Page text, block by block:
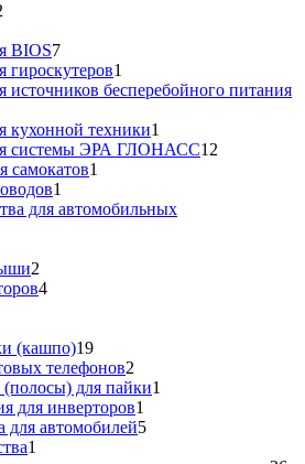
BIOS77
товаров
гироскутеров1
товар
источников бесперебойного питания
кухонной техники1
товар
системы ЭРА ГЛОНАСС12
самокатов1
1
товар
для автомобильных
2
товара
44
(кашпо)1919
товаров
телефонов2
товара
для пайки1
для инверторов1
товар
для автомобилей55
1